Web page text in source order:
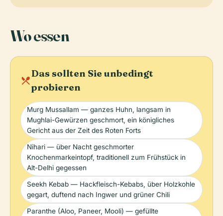
Wo essen
local_dining
Das sollten Sie unbedingt
probieren
Murg Mussallam — ganzes Huhn, langsam in
Mughlai-Gewürzen geschmort, ein königliches
Gericht aus der Zeit des Roten Forts
Nihari — über Nacht geschmorter
Knochenmarkeintopf, traditionell zum Frühstück in
Alt-Delhi gegessen
Seekh Kebab — Hackfleisch-Kebabs, über Holzkohle
gegart, duftend nach Ingwer und grüner Chili
Paranthe (Aloo, Paneer, Mooli) — gefüllte